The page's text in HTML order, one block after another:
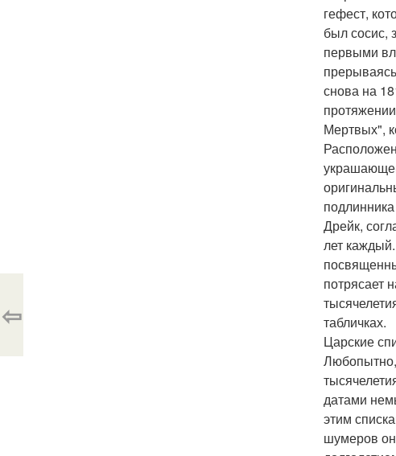
гефест,
был сосис,
первыми
снова на
Мертвых",
Дрейк,
лет
потрясает
табличках.
Царские
Любопытно,
датами
этим
шумеров
⇦